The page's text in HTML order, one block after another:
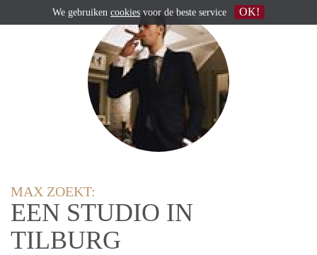
MAX ZOEKT:
EEN STUDIO IN
TILBURG
We gebruiken cookies voor de beste service OK!